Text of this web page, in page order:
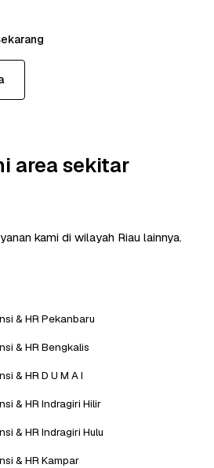
area sekitar
kami di wilayah Riau lainnya.
& HR Pekanbaru
& HR Bengkalis
& HR D U M A I
& HR Indragiri Hilir
& HR Indragiri Hulu
& HR Kampar